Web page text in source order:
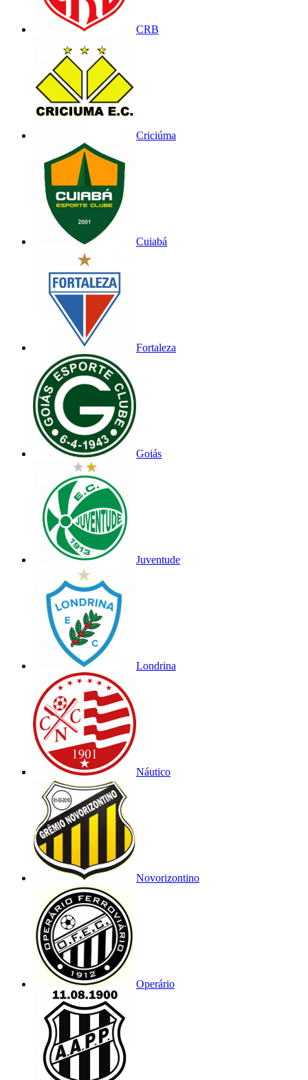
CRB
Criciúma
Cuiabá
Fortaleza
Goiás
Juventude
Londrina
Náutico
Novorizontino
Operário